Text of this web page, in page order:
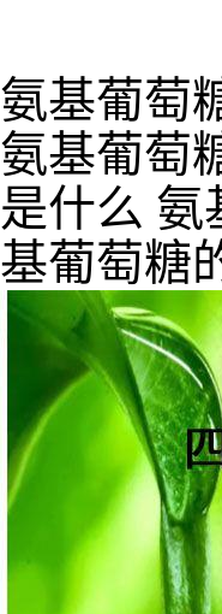
氨基葡萄
氨基葡萄
是什么 氨
基葡萄糖